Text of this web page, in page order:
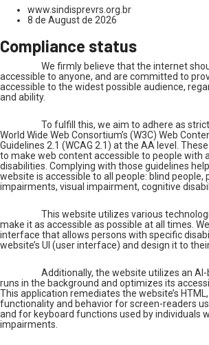
www.sindisprevrs.org.br
8 de August de 2026
Compliance status
We firmly believe that the internet
accessible to anyone, and are committed to
accessible to the widest possible audience,
and ability.
To fulfill this, we aim to adhere as
World Wide Web Consortium’s (W3C) Web
Guidelines 2.1 (WCAG 2.1) at the AA level.
to make web content accessible to people with
disabilities. Complying with those guidelines
website is accessible to all people: blind
impairments, visual impairment, cognitive
This website utilizes various
make it as accessible as possible at all times.
interface that allows persons with specific
website’s UI (user interface) and design it to
Additionally, the website utilizes an
runs in the background and optimizes its
This application remediates the website’s
functionality and behavior for screen-readers
and for keyboard functions used by individuals
impairments.